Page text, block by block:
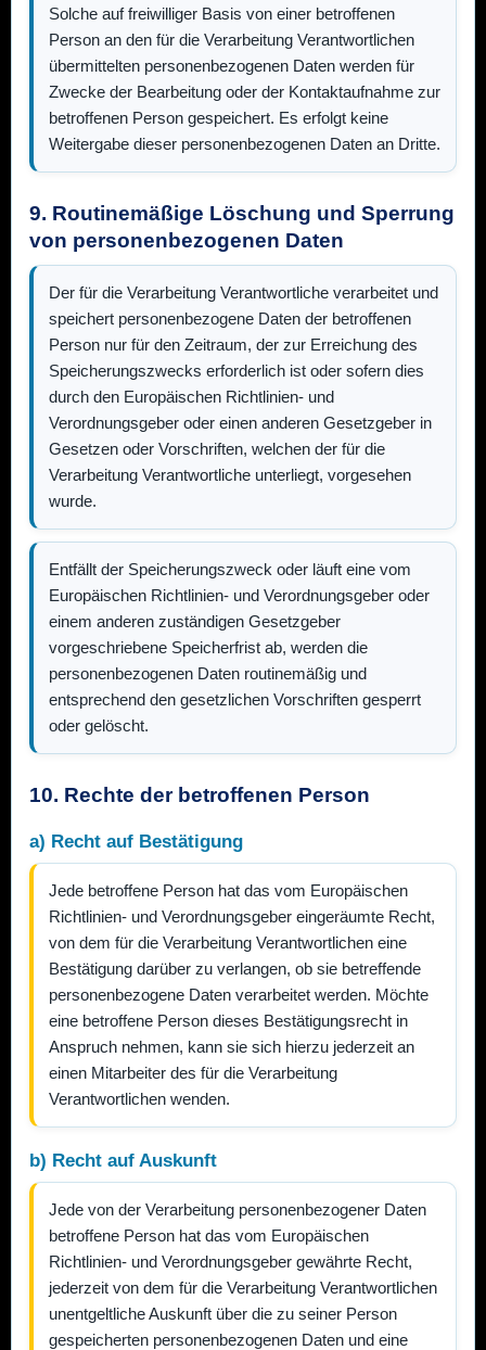
Solche auf freiwilliger Basis von einer betroffenen
Person an den für die Verarbeitung Verantwortlichen
übermittelten personenbezogenen Daten werden für
Zwecke der Bearbeitung oder der Kontaktaufnahme zur
betroffenen Person gespeichert. Es erfolgt keine
Weitergabe dieser personenbezogenen Daten an Dritte.
9. Routinemäßige Löschung und Sperrung
von personenbezogenen Daten
Der für die Verarbeitung Verantwortliche verarbeitet und
speichert personenbezogene Daten der betroffenen
Person nur für den Zeitraum, der zur Erreichung des
Speicherungszwecks erforderlich ist oder sofern dies
durch den Europäischen Richtlinien- und
Verordnungsgeber oder einen anderen Gesetzgeber in
Gesetzen oder Vorschriften, welchen der für die
Verarbeitung Verantwortliche unterliegt, vorgesehen
wurde.
Entfällt der Speicherungszweck oder läuft eine vom
Europäischen Richtlinien- und Verordnungsgeber oder
einem anderen zuständigen Gesetzgeber
vorgeschriebene Speicherfrist ab, werden die
personenbezogenen Daten routinemäßig und
entsprechend den gesetzlichen Vorschriften gesperrt
oder gelöscht.
10. Rechte der betroffenen Person
a) Recht auf Bestätigung
Jede betroffene Person hat das vom Europäischen
Richtlinien- und Verordnungsgeber eingeräumte Recht,
von dem für die Verarbeitung Verantwortlichen eine
Bestätigung darüber zu verlangen, ob sie betreffende
personenbezogene Daten verarbeitet werden. Möchte
eine betroffene Person dieses Bestätigungsrecht in
Anspruch nehmen, kann sie sich hierzu jederzeit an
einen Mitarbeiter des für die Verarbeitung
Verantwortlichen wenden.
b) Recht auf Auskunft
Jede von der Verarbeitung personenbezogener Daten
betroffene Person hat das vom Europäischen
Richtlinien- und Verordnungsgeber gewährte Recht,
jederzeit von dem für die Verarbeitung Verantwortlichen
unentgeltliche Auskunft über die zu seiner Person
gespeicherten personenbezogenen Daten und eine